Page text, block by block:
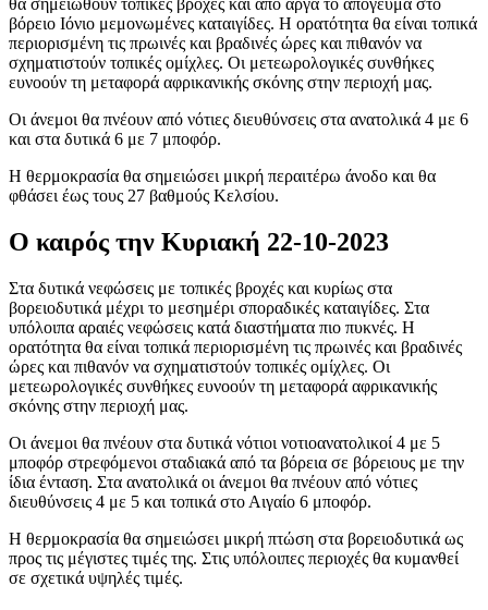
θα σημειωθούν τοπικές βροχές και από αργά το απόγευμα στο
βόρειο Ιόνιο μεμονωμένες καταιγίδες. Η ορατότητα θα είναι τοπικά
περιορισμένη τις πρωινές και βραδινές ώρες και πιθανόν να
σχηματιστούν τοπικές ομίχλες. Οι μετεωρολογικές συνθήκες
ευνοούν τη μεταφορά αφρικανικής σκόνης στην περιοχή μας.
Οι άνεμοι θα πνέουν από νότιες διευθύνσεις στα ανατολικά 4 με 6
και στα δυτικά 6 με 7 μποφόρ.
Η θερμοκρασία θα σημειώσει μικρή περαιτέρω άνοδο και θα
φθάσει έως τους 27 βαθμούς Κελσίου.
Ο καιρός την Κυριακή 22-10-2023
Στα δυτικά νεφώσεις με τοπικές βροχές και κυρίως στα
βορειοδυτικά μέχρι το μεσημέρι σποραδικές καταιγίδες. Στα
υπόλοιπα αραιές νεφώσεις κατά διαστήματα πιο πυκνές. Η
ορατότητα θα είναι τοπικά περιορισμένη τις πρωινές και βραδινές
ώρες και πιθανόν να σχηματιστούν τοπικές ομίχλες. Οι
μετεωρολογικές συνθήκες ευνοούν τη μεταφορά αφρικανικής
σκόνης στην περιοχή μας.
Οι άνεμοι θα πνέουν στα δυτικά νότιοι νοτιοανατολικοί 4 με 5
μποφόρ στρεφόμενοι σταδιακά από τα βόρεια σε βόρειους με την
ίδια ένταση. Στα ανατολικά οι άνεμοι θα πνέουν από νότιες
διευθύνσεις 4 με 5 και τοπικά στο Αιγαίο 6 μποφόρ.
Η θερμοκρασία θα σημειώσει μικρή πτώση στα βορειοδυτικά ως
προς τις μέγιστες τιμές της. Στις υπόλοιπες περιοχές θα κυμανθεί
σε σχετικά υψηλές τιμές.